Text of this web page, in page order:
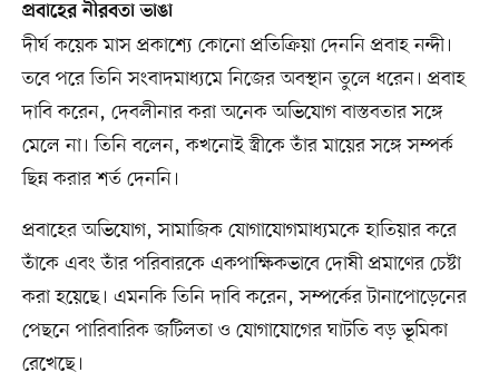
প্রবাহের নীরবতা ভাঙা
দীর্ঘ কয়েক মাস প্রকাশ্যে কোনো প্রতিক্রিয়া দেননি প্রবাহ নন্দী।
তবে পরে তিনি সংবাদমাধ্যমে নিজের অবস্থান তুলে ধরেন। প্রবাহ
দাবি করেন, দেবলীনার করা অনেক অভিযোগ বাস্তবতার সঙ্গে
মেলে না। তিনি বলেন, কখনোই স্ত্রীকে তাঁর মায়ের সঙ্গে সম্পর্ক
ছিন্ন করার শর্ত দেননি।
প্রবাহের অভিযোগ, সামাজিক যোগাযোগমাধ্যমকে হাতিয়ার করে
তাঁকে এবং তাঁর পরিবারকে একপাক্ষিকভাবে দোষী প্রমাণের চেষ্টা
করা হয়েছে। এমনকি তিনি দাবি করেন, সম্পর্কের টানাপোড়েনের
পেছনে পারিবারিক জটিলতা ও যোগাযোগের ঘাটতি বড় ভূমিকা
রেখেছে।